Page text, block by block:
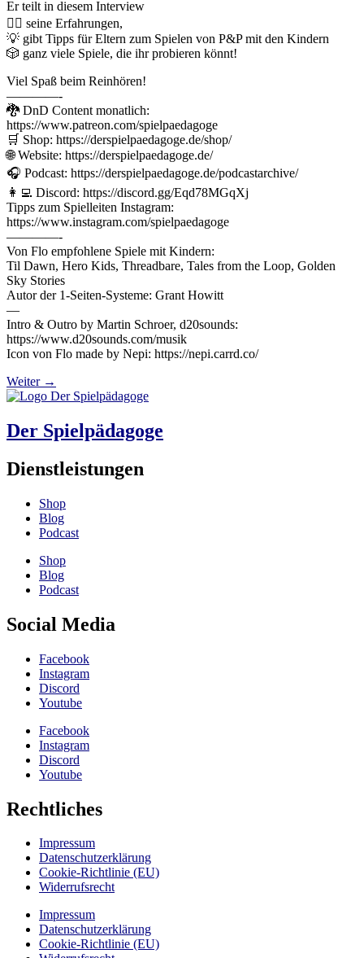
Er teilt in diesem Interview
🧙‍♀️ seine Erfahrungen,
💡 gibt Tipps für Eltern zum Spielen von P&P mit den Kindern
🎲 ganz viele Spiele, die ihr probieren könnt!
Viel Spaß beim Reinhören!
————-
🐉 DnD Content monatlich:
https://www.patreon.com/spielpaedagoge
🛒 Shop: https://derspielpaedagoge.de/shop/
🌐 Website: https://derspielpaedagoge.de/
🎧 Podcast: https://derspielpaedagoge.de/podcastarchive/
👩‍💻 Discord: https://discord.gg/Eqd78MGqXj
Tipps zum Spielleiten Instagram:
https://www.instagram.com/spielpaedagoge
————-
Von Flo empfohlene Spiele mit Kindern:
Til Dawn, Hero Kids, Threadbare, Tales from the Loop, Golden
Sky Stories
Autor der 1-Seiten-Systeme: Grant Howitt
—
Intro & Outro by Martin Schroer, d20sounds:
https://www.d20sounds.com/musik
Icon von Flo made by Nepi: https://nepi.carrd.co/
Weiter →
Der Spielpädagoge
Dienstleistungen
Shop
Blog
Podcast
Shop
Blog
Podcast
Social Media
Facebook
Instagram
Discord
Youtube
Facebook
Instagram
Discord
Youtube
Rechtliches
Impressum
Datenschutzerklärung
Cookie-Richtlinie (EU)
Widerrufsrecht
Impressum
Datenschutzerklärung
Cookie-Richtlinie (EU)